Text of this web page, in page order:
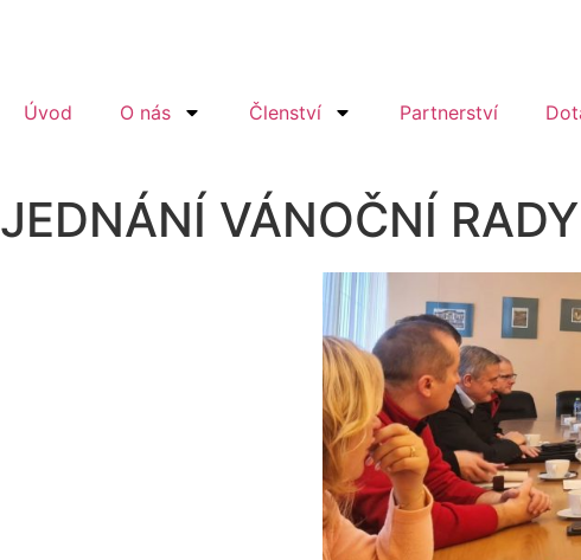
Úvod O nás Členství Partnerství
JEDNÁNÍ VÁNOČNÍ